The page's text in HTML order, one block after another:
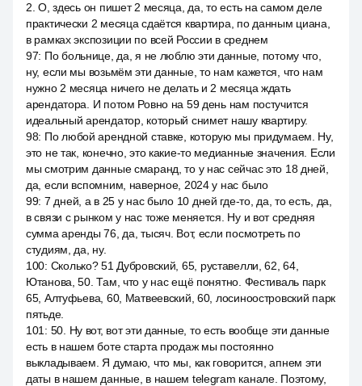
2. О, здесь он пишет 2 месяца, да, то есть на самом деле
практически 2 месяца сдаётся квартира, по данным циана,
в рамках экспозиции по всей России в среднем
97: По больнице, да, я не люблю эти данные, потому что,
ну, если мы возьмём эти данные, то нам кажется, что нам
нужно 2 месяца ничего не делать и 2 месяца ждать
арендатора. И потом Ровно на 59 день нам постучится
идеальный арендатор, который снимет нашу квартиру.
98: По любой арендной ставке, которую мы придумаем. Ну,
это не так, конечно, это какие-то медианные значения. Если
мы смотрим данные смаранд, то у нас сейчас это 18 дней,
да, если вспомним, наверное, 2024 у нас было
99: 7 дней, а в 25 у нас было 10 дней где-то, да, то есть, да,
в связи с рынком у нас тоже меняется. Ну и вот средняя
сумма аренды 76, да, тысяч. Вот, если посмотреть по
студиям, да, ну.
100: Сколько? 51 Дубровский, 65, руставелли, 62, 64,
Ютанова, 50. Там, что у нас ещё понятно. Фестиваль парк
65, Алтуфьева, 60, Матвеевский, 60, лосиноостровский парк
пятьде.
101 : 50. Ну вот, вот эти данные, то есть вообще эти данные
есть в нашем боте старта продаж мы постоянно
выкладываем. Я думаю, что мы, как говорится, апнем эти
даты в нашем данные, в нашем telegram канале. Поэтому,